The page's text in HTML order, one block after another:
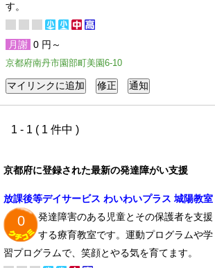
す。
月謝 0 円～
京都府南丹市園部町美園6-10
1 - 1 ( 1 件中 )
京都府に登録された最新の発達障がい支援
放課後等デイサービス わいわいプラス 城陽教室
0
発達障害のある児童とその保護者を支援
する療育教室です。運動プログラムや学
習プログラムで、笑顔とやる気を育てます。